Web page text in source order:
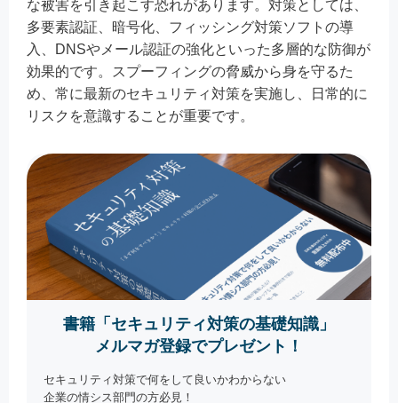
な被害を引き起こす恐れがあります。対策としては、
多要素認証、暗号化、フィッシング対策ソフトの導
入、DNSやメール認証の強化といった多層的な防御が
効果的です。スプーフィングの脅威から身を守るた
め、常に最新のセキュリティ対策を実施し、日常的に
リスクを意識することが重要です。
書籍「セキュリティ対策の基礎知識」
メルマガ登録でプレゼント！
セキュリティ対策で何をして良いかわからない
企業の情シス部門の方必見！